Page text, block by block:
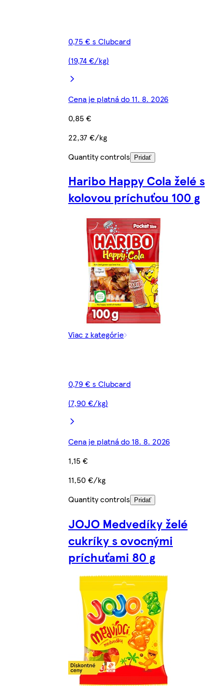
0,75 € s Clubcard
(19,74 €/kg)
Cena je platná do 11. 8. 2026
0,85 €
22,37 €/kg
Quantity controls
Pridať
Haribo Happy Cola želé s
kolovou príchuťou 100 g
Viac z kategórie
0,79 € s Clubcard
(7,90 €/kg)
Cena je platná do 18. 8. 2026
1,15 €
11,50 €/kg
Quantity controls
Pridať
JOJO Medvedíky želé
cukríky s ovocnými
príchuťami 80 g